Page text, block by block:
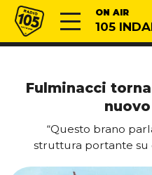
Vai al contenuto
Radio 105 ON AIR
105
Fulminacci
“Questo brano
struttura portante su